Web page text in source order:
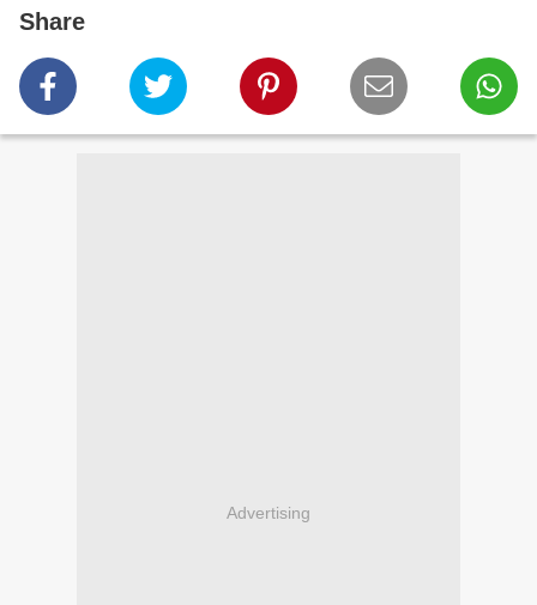
Share
Advertising